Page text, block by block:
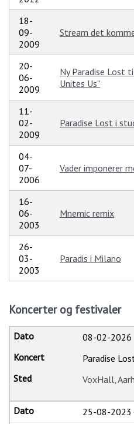
18-
09-
2009
Stream det
20-
06-
2009
Ny Paradise Lost
Unites Us"
11-
02-
2009
Paradise Lost i
04-
07-
2006
Vader imponerer
16-
06-
2003
Mnemic remix
26-
03-
2003
Paradis i Milano
Koncerter og festivaler
08-02-2026
Paradise
VoxHall,
25-08-2023